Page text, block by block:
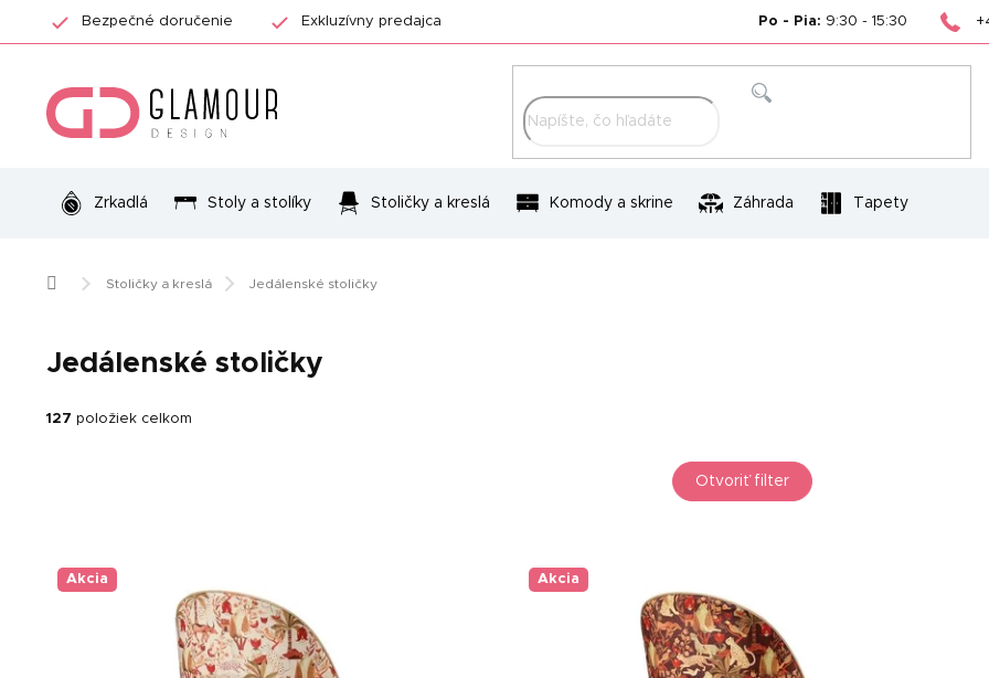
Bezpečné doručenie Exkluzívny predajca Po - Pia: 9:30 - 15:30
Zrkadlá Stoly a stolíky Stoličky a kreslá Komody a skrine Záhrada Tapety
DomovStoličky a kreslá Jedálenské stoličky
Jedálenské stoličky
127 položiek celkom
Otvoriť filter
Akcia Akcia